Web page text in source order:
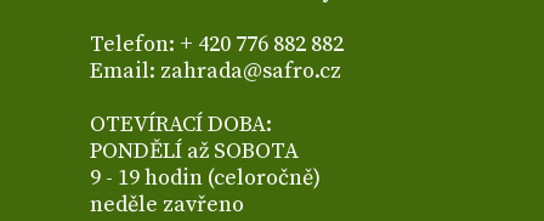
Telefon: + 420 776 882 882
Email: zahrada@safro.cz
OTEVÍRACÍ DOBA:
PONDĚLÍ až SOBOTA
9 - 19 hodin (celoročně)
neděle zavřeno